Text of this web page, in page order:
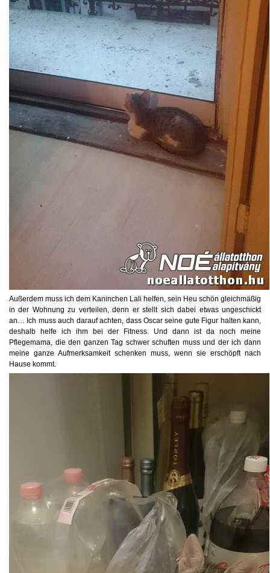
Außerdem muss ich dem Kaninchen Lali helfen, sein Heu schön gleichmäßig
in der Wohnung zu verteilen, denn er stellt sich dabei etwas ungeschickt
an… Ich muss auch darauf achten, dass Oscar seine gute Figur halten kann,
deshalb helfe ich ihm bei der Fitness. Und dann ist da noch meine
Pflegemama, die den ganzen Tag schwer schuften muss und der ich dann
meine ganze Aufmerksamkeit schenken muss, wenn sie erschöpft nach
Hause kommt.